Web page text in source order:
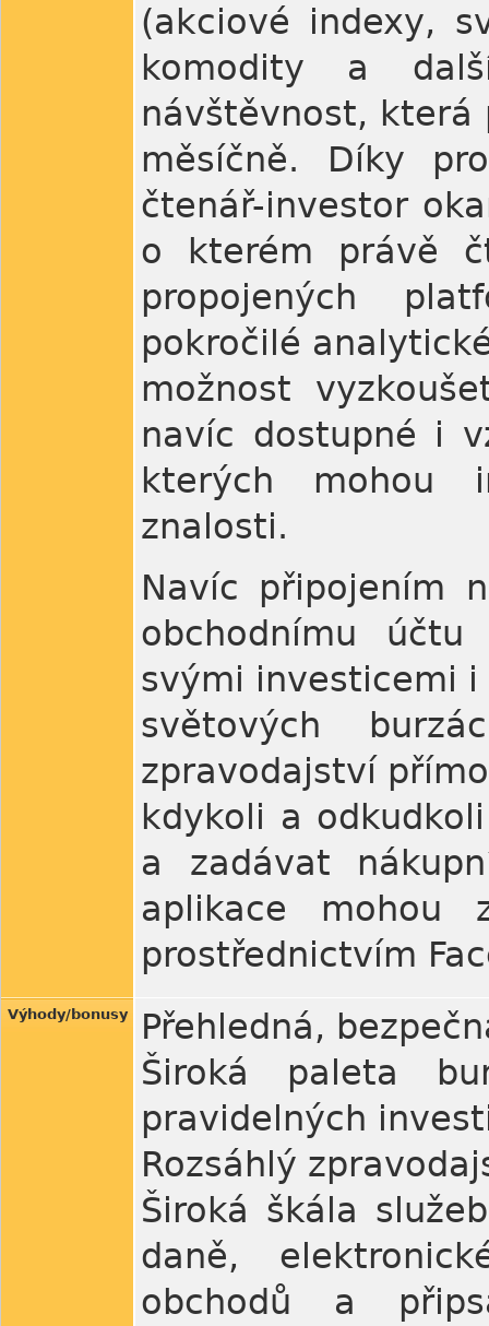
(akciové indexy,
komodity a
návštěvnost, která
měsíčně. Díky
čtenář-investor
o kterém právě
propojených
pokročilé
možnost
navíc dostupné i
kterých mohou
znalosti.
Navíc připojením
obchodnímu
svými investicemi
světových
zpravodajství
kdykoli a
a zadávat
aplikace mohou
prostřednictvím
Výhody/bonusy
Přehledná,
Široká paleta
pravidelných
Rozsáhlý
Široká škála
daně,
obchodů a